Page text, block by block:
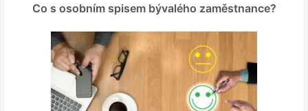
Co s osobním spisem bývalého zaměstnance?